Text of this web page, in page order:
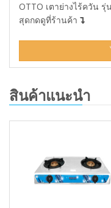
OTTO เตาย่างไร้ควัน
สุดกดดูที่ร้านค้า
สินค้าแนะนำ